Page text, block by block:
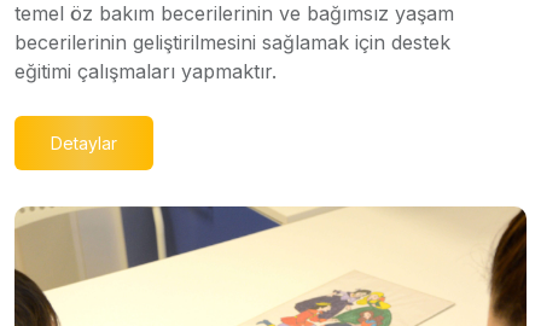
temel öz bakım becerilerinin ve bağımsız yaşam
becerilerinin geliştirilmesini sağlamak için destek
eğitimi çalışmaları yapmaktır.
Detaylar